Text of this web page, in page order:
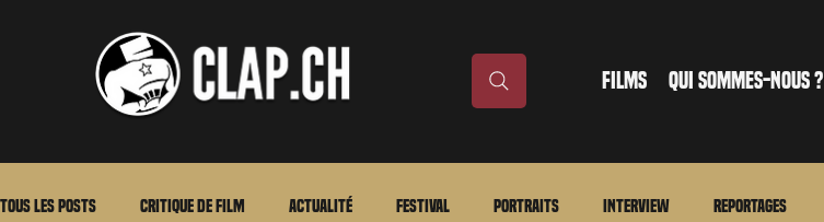
FILMS QUI SOMMES-NOUS ?
Tous les posts Critique de film Actualité Festival Portraits Interview Reportages